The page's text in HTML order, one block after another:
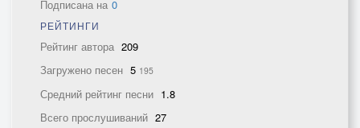
Подписана на 0
РЕЙТИНГИ
Рейтинг автора 209
Загружено песен 5 195
Средний рейтинг песни 1.8
Всего прослушиваний 27